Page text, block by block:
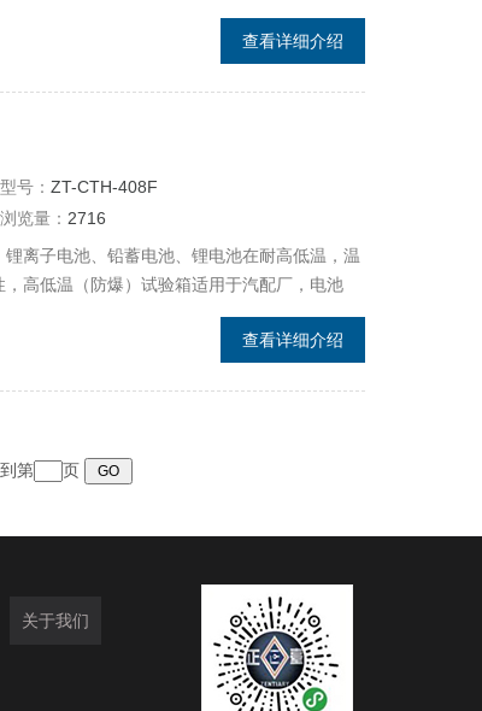
查看详细介绍
型号： ZT-CTH-408F
浏览量： 2716
离子电池、铅蓄电池、锂电池在耐高低温，温
高低温（防爆）试验箱适用于汽配厂，电池
查看详细介绍
第 页
关于我们